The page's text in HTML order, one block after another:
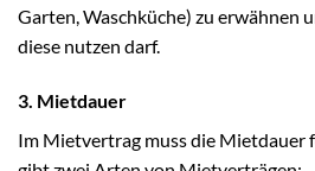
Garten, Waschküche) zu erwähnen
diese nutzen darf.
3. Mietdauer
Im Mietvertrag muss die Mietdauer